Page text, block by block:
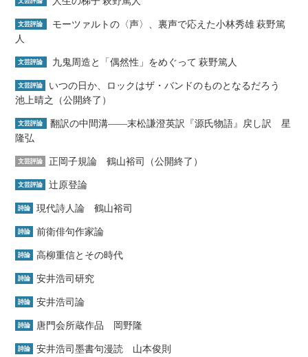
文芸評論
モーツァルトの〈声〉、裏声で応えた小林秀雄 萩野篤
人
文芸評論 九鬼周造と「偶然性」をめぐって 萩野篤人
文芸評論
いつの日か、ロックはザ・バンドのものとなるだろう
池上晴之（公開終了）
文芸評論
翻訳の中間溝――末松謙澄英訳『源氏物語』戻し訳 星
隆弘
文芸評論 正岡子規論 鶴山裕司（公開終了）
文芸評論 辻原登論
詩論 現代詩人論 鶴山裕司
詩論 前衛俳句作家論
詩論 高柳重信とその時代
詩論 安井浩司研究
詩論 安井浩司論
詩論 唐門会所蔵作品 岡野隆
詩論 安井浩司墨書句漫読 山本俊則